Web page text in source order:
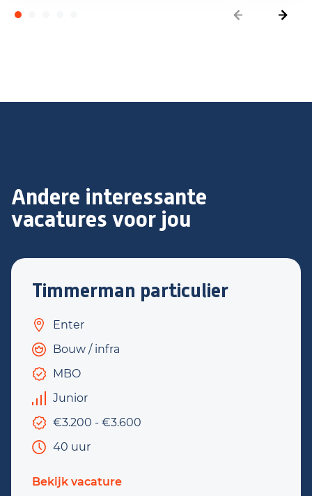
Andere interessante
vacatures voor jou
Timmerman particulier
Enter
Bouw / infra
MBO
Junior
€3.200 - €3.600
40 uur
Bekijk vacature